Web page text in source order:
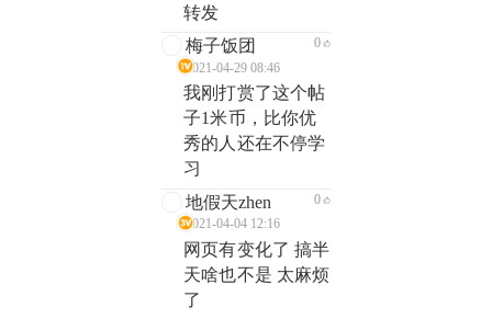
转发
梅子饭团
2021-04-29 08:46
0
我刚打赏了这个帖
子1米币，比你优
秀的人还在不停学
习
地假天zhen
2021-04-04 12:16
0
网页有变化了 搞半
天啥也不是 太麻烦
了